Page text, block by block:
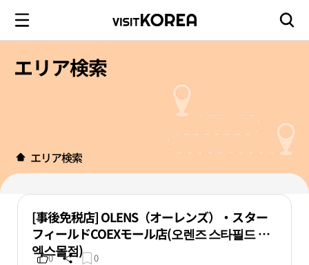
エリア検索
エリア検索
[事後免税店] OLENS（オーレンズ）・スター
フィールドCOEXモール店(오렌즈 스타필드 코
엑스몰점)
0 0